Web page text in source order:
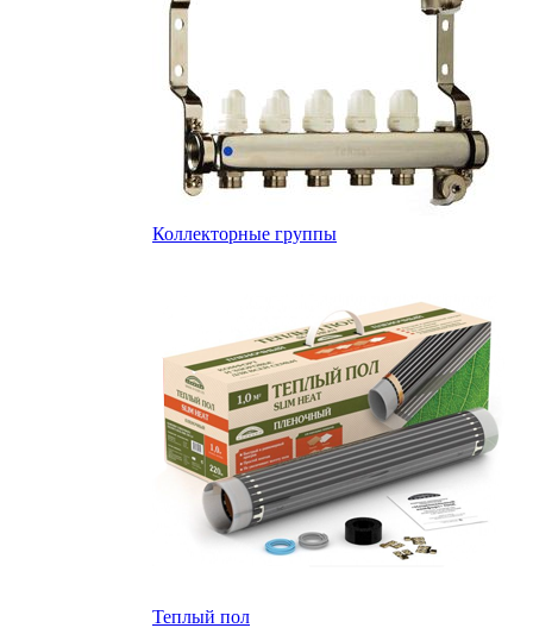
Коллекторные группы
Теплый пол